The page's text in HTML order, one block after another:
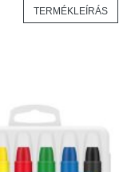
TERMÉKLEÍRÁS